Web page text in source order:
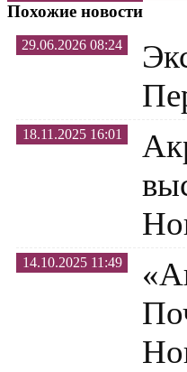
Похожие новости
29.06.2026 08:24
18.11.2025 16:01
14.10.2025 11:49